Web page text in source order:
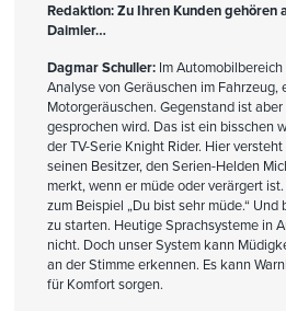
Redaktion: Zu Ihren Kunden gehören
Daimler…
Dagmar Schuller: Im
Analyse von Geräuschen im Fahrzeug,
Motorgeräuschen. Gegenstand ist
gesprochen wird. Das ist ein bisschen
der TV-Serie Knight Rider. Hier
seinen Besitzer, den Serien-Helden
merkt, wenn er müde oder verärgert
zum Beispiel „Du bist sehr müde.“
zu starten. Heutige Sprachsysteme in
nicht. Doch unser System kann
an der Stimme erkennen. Es kann
für Komfort sorgen.